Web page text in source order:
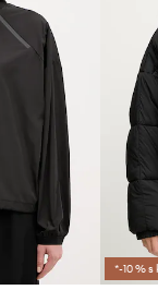
*-10 % s